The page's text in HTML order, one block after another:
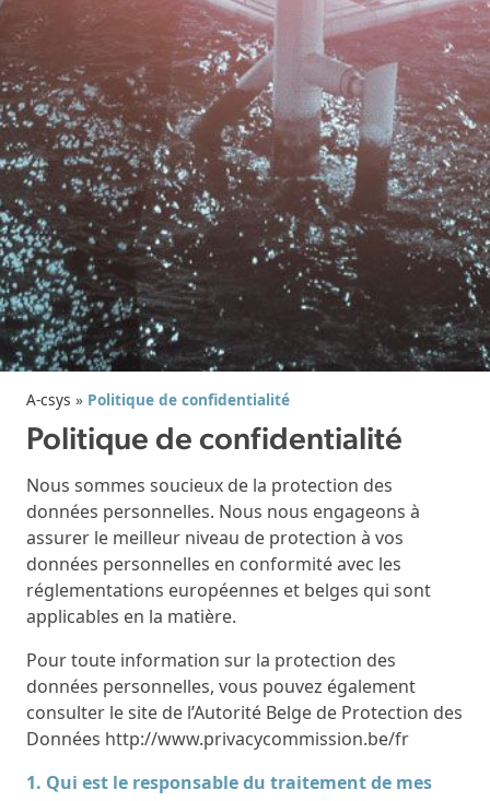
A-csys » Politique de confidentialité
Politique de confidentialité
Nous sommes soucieux de la protection des
données personnelles. Nous nous engageons à
assurer le meilleur niveau de protection à vos
données personnelles en conformité avec les
réglementations européennes et belges qui sont
applicables en la matière.
Pour toute information sur la protection des
données personnelles, vous pouvez également
consulter le site de l’Autorité Belge de Protection des
Données http://www.privacycommission.be/fr
1. Qui est le responsable du traitement de mes